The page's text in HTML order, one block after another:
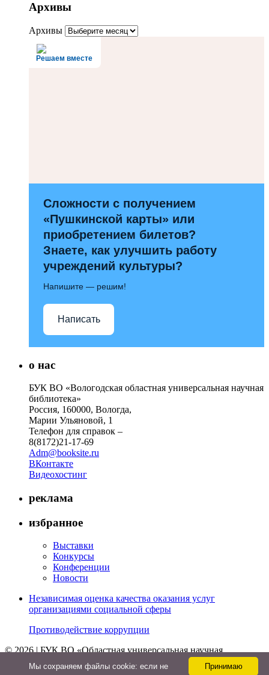
Архивы
Архивы
Решаем вместе
Сложности с получением
«Пушкинской карты» или
приобретением билетов?
Знаете, как улучшить работу
учреждений культуры?
Напишите — решим!
Написать
о нас
БУК ВО «Вологодская областная универсальная научная
библиотека»
Россия, 160000, Вологда,
Марии Ульяновой, 1
Телефон для справок –
8(8172)21-17-69
Adm@booksite.ru
ВКонтакте
Видеохостинг
реклама
избранное
Выставки
Конкурсы
Конференции
Новости
Независимая оценка качества оказания услуг
организациями социальной сферы
Противодействие коррупции
© 2026 | БУК ВО «Областная универсальная научная
библиотека»
Принимаю
Мы cохраняем файлы cookie: если не